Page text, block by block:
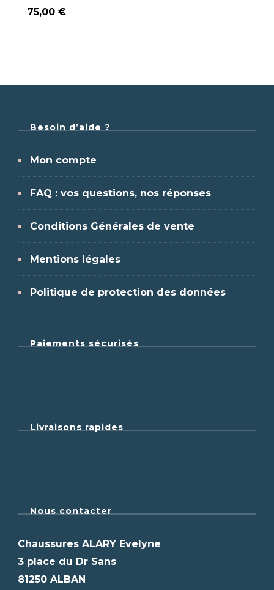
75,00 €
Besoin d’aide ?
Mon compte
FAQ : vos questions, nos réponses
Conditions Générales de vente
Mentions légales
Politique de protection des données
Paiements sécurisés
Livraisons rapides
Nous contacter
Chaussures ALARY Evelyne
3 place du Dr Sans
81250 ALBAN